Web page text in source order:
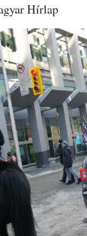
Hírlap